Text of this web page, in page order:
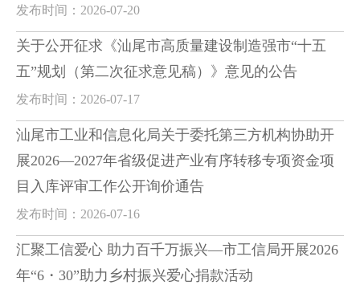
发布时间：2026-07-20
关于公开征求《汕尾市高质量建设制造强市“十五
五”规划（第二次征求意见稿）》意见的公告
发布时间：2026-07-17
汕尾市工业和信息化局关于委托第三方机构协助开
展2026—2027年省级促进产业有序转移专项资金项
目入库评审工作公开询价通告
发布时间：2026-07-16
汇聚工信爱心 助力百千万振兴—市工信局开展2026
年“6・30”助力乡村振兴爱心捐款活动